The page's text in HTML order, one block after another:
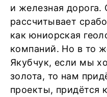
и железная дорога.
рассчитывает
как юниорская
компаний. Но в то
Якубчук, если мы
золота, то нам
проекты, придётся